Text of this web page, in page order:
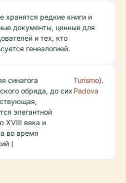
хранятся редкие книги и
документы, ценные для
и тех, кто
генеалогией.
синагога
обряда, до сих
элегантной
XVIII века и
во время
(
Turismo
Padova
).